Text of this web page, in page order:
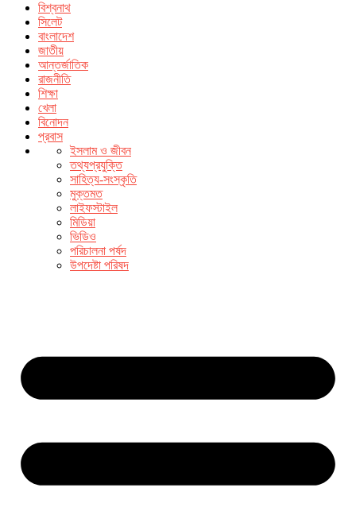
বিশ্বনাথ
সিলেট
বাংলাদেশ
জাতীয়
আন্তর্জাতিক
রাজনীতি
শিক্ষা
খেলা
বিনোদন
প্রবাস
ইসলাম ও জীবন
তথ্যপ্রযুক্তি
সাহিত্য-সংস্কৃতি
মুক্তমত
লাইফস্টাইল
মিডিয়া
ভিডিও
পরিচালনা পর্ষদ
উপদেষ্টা পরিষদ